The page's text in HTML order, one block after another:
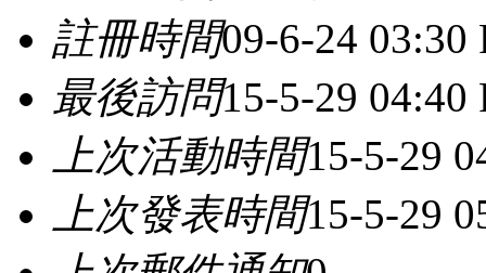
註冊時間09-6-24 03:30
最後訪問15-5-29 04:40
上次活動時間15-5-29
上次發表時間15-5-29